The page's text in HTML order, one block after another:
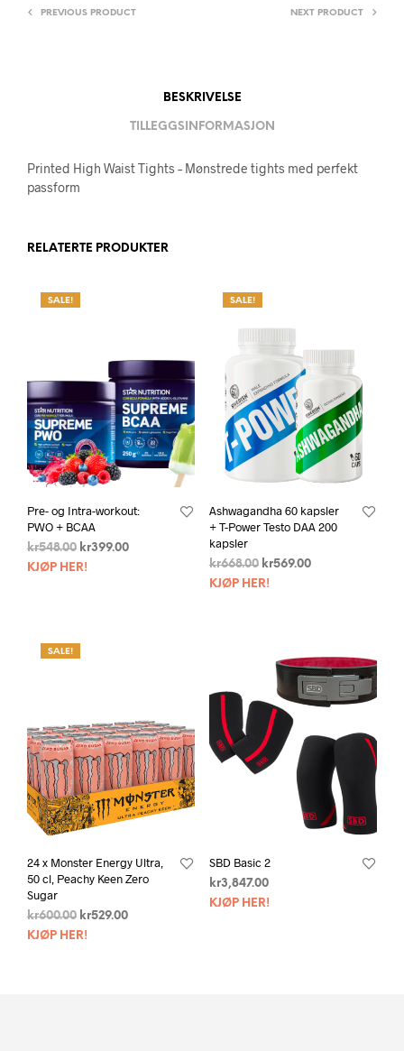
PREVIOUS PRODUCT NEXT PRODUCT
BESKRIVELSE
TILLEGGSINFORMASJON
Printed High Waist Tights – Mønstrede tights med perfekt
passform
RELATERTE PRODUKTER
SALE!
Pre- og Intra-workout:
PWO + BCAA
kr548.00 kr399.00
KJØP HER!
SALE!
Ashwagandha 60 kapsler
+ T-Power Testo DAA 200
kapsler
kr668.00 kr569.00
KJØP HER!
SALE!
24 x Monster Energy Ultra,
50 cl, Peachy Keen Zero
Sugar
kr600.00 kr529.00
KJØP HER!
SBD Basic 2
kr3,847.00
KJØP HER!